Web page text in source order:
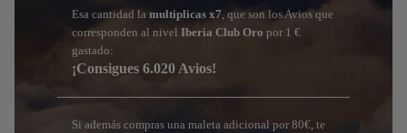
Esa cantidad lamultiplicas x7, que son los Avios que
corresponden al nivelIberia Club Oro por 1 €
gastado:
¡Consigues 6.020 Avios!
Si además compras una maleta adicional por 80€, te